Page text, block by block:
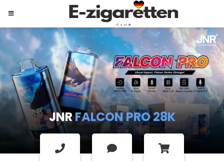
JNRSHISHA HOOKAH MAX